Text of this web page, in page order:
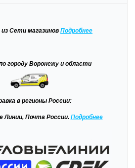
из Сети магазинов Подробнее
городу Воронежу и области
в регионы России:
Линии, Почта России. Подробнее